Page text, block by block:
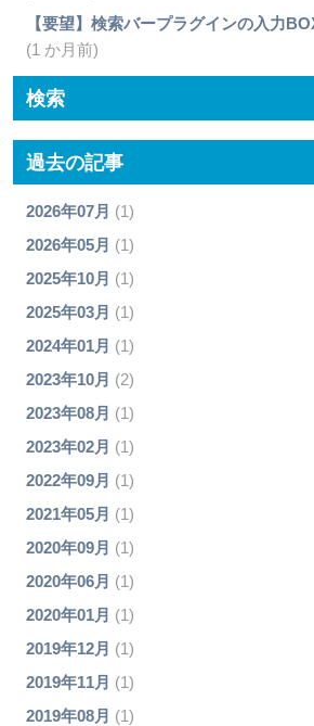
【要望】検索バープラグインの入力
(1 か月前)
検索
過去の記事
2026年07月 (1)
2026年05月 (1)
2025年10月 (1)
2025年03月 (1)
2024年01月 (1)
2023年10月 (2)
2023年08月 (1)
2023年02月 (1)
2022年09月 (1)
2021年05月 (1)
2020年09月 (1)
2020年06月 (1)
2020年01月 (1)
2019年12月 (1)
2019年11月 (1)
2019年08月 (1)